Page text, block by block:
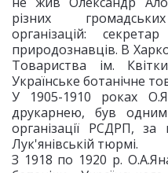
різних
організацій:
природознавців. В
Товариства ім.
Українське ботанічне
У 1905-1910 роках
друкарнею, був одним
організації РСДРП,
Лук'янівській тюрмі.
З 1918 по 1920 р.